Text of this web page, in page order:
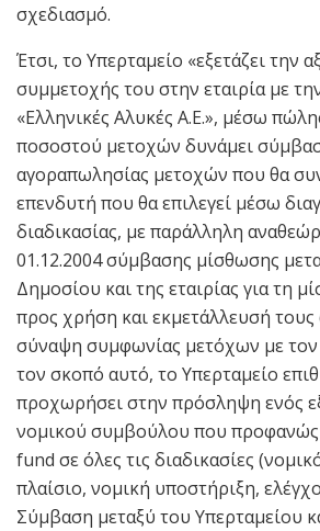
σχεδιασμό.
Έτσι, το Υπερταμείο «εξετάζει την
συμμετοχής του στην εταιρία με
«Ελληνικές Αλυκές Α.Ε.», μέσω
ποσοστού μετοχών δυνάμει
αγοραπωλησίας μετοχών που θα
επενδυτή που θα επιλεγεί μέσω
διαδικασίας, με παράλληλη
01.12.2004 σύμβασης μίσθωσης
Δημοσίου και της εταιρίας για τη
προς χρήση και εκμετάλλευσή
σύναψη συμφωνίας μετόχων με
τον σκοπό αυτό, το Υπερταμείο
προχωρήσει στην πρόσληψη ενός
νομικού συμβούλου που προφανώς
fund σε όλες τις διαδικασίες
πλαίσιο, νομική υποστήριξη,
Σύμβαση μεταξύ του Υπερταμείου